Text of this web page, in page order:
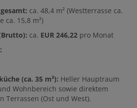
ca. 48,4 m² (Westterrasse ca.
ca. 15,8 m²)
ca. EUR 246,22 pro Monat
(ca. 35 m²): Heller Hauptraum
Wohnbereich sowie direktem
Terrassen (Ost und West).